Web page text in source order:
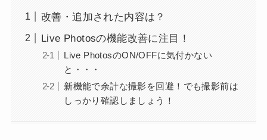
改善・追加された内容は？
Live Photosの機能改善に注目！
Live PhotosのON/OFFに気付かない
と・・・
新機能で余計な撮影を回避！でも撮影前は
しっかり確認しましょう！